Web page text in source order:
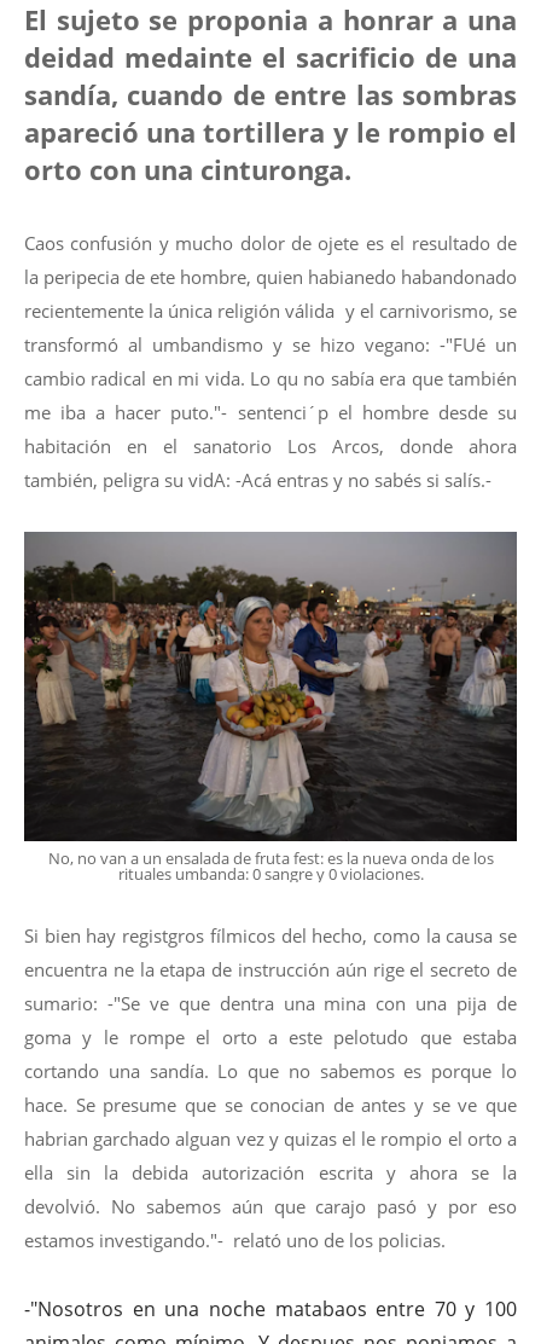
El sujeto se proponia a honrar a una
deidad medainte el sacrificio de una
sandía, cuando de entre las sombras
apareció una tortillera y le rompio el
orto con una cinturonga.
Caos confusión y mucho dolor de ojete es el resultado de
la peripecia de ete hombre, quien habianedo habandonado
recientemente la única religión válida y el carnivorismo, se
transformó al umbandismo y se hizo vegano: -"FUé un
cambio radical en mi vida. Lo qu no sabía era que también
me iba a hacer puto."- sentenci´p el hombre desde su
habitación en el sanatorio Los Arcos, donde ahora
también, peligra su vidA: -Acá entras y no sabés si salís.-
No, no van a un ensalada de fruta fest: es la nueva onda de los
rituales umbanda: 0 sangre y 0 violaciones.
Si bien hay registgros fílmicos del hecho, como la causa se
encuentra ne la etapa de instrucción aún rige el secreto de
sumario: -"Se ve que dentra una mina con una pija de
goma y le rompe el orto a este pelotudo que estaba
cortando una sandía. Lo que no sabemos es porque lo
hace. Se presume que se conocian de antes y se ve que
habrian garchado alguan vez y quizas el le rompio el orto a
ella sin la debida autorización escrita y ahora se la
devolvió. No sabemos aún que carajo pasó y por eso
estamos investigando."- relató uno de los policias.
-"Nosotros en una noche matabaos entre 70 y 100